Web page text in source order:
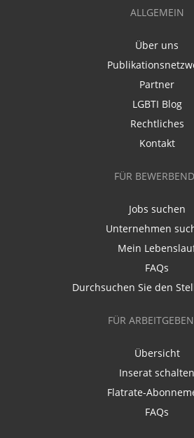
ALLGEMEIN
Über uns
Partner
LGBTI Blog
Rechtliches
Kontakt
FÜR
Jobs suchen
Unternehmen
Mein
FAQs
Durchsuchen Sie den
FÜR
Übersicht
Inserat schalten
Flatrate-
FAQs